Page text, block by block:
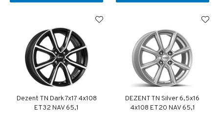
Dezent TN Dark 7x17 4x108
ET32 NAV 65,1
DEZENT TN Silver 6,5x16
4x108 ET20 NAV 65,1